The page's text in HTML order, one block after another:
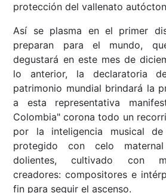
protección del vallenato
Así se plasma en el primer
preparan para el mundo,
degustará en este mes de
lo anterior, la declaratoria
patrimonio mundial brindará la
a esta representativa
Colombia" corona todo un
por la inteligencia musical de
protegido con celo
dolientes, cultivado con
creadores: compositores e
fin para seguir el ascenso.